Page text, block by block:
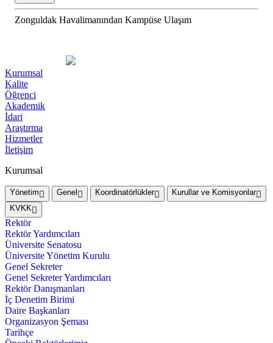
Zonguldak Havalimanından Kampüse Ulaşım
Kurumsal
Kalite
Öğrenci
Akademik
İdari
Araştırma
Hizmetler
İletişim
Kurumsal
Yönetim Genel Koordinatörlükler
Kurullar ve Komisyonlar
KVKK
Rektör
Rektör Yardımcıları
Üniversite Senatosu
Üniversite Yönetim Kurulu
Genel Sekreter
Genel Sekreter Yardımcıları
Rektör Danışmanları
İç Denetim Birimi
Daire Başkanları
Organizasyon Şeması
Tarihçe